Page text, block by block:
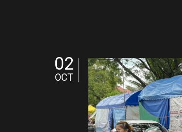
02
OCT